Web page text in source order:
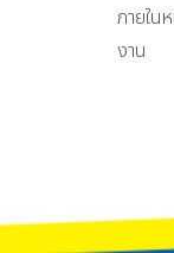
ภายใน
งาน